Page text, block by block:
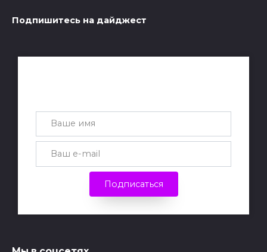
Подпишитесь на дайджест
Подписаться